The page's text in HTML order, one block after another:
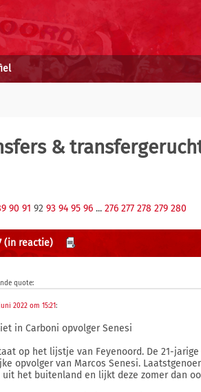
&
90 91 92 93 94 95 96 ... 276 277 278 279 280
(in reactie)
quote:
2022 om 15:21:
in Carboni opvolger Senesi
op het lijstje van Feyenoord. De 21-
opvolger van Marcos Senesi.
het buitenland en lijkt deze zomer dan